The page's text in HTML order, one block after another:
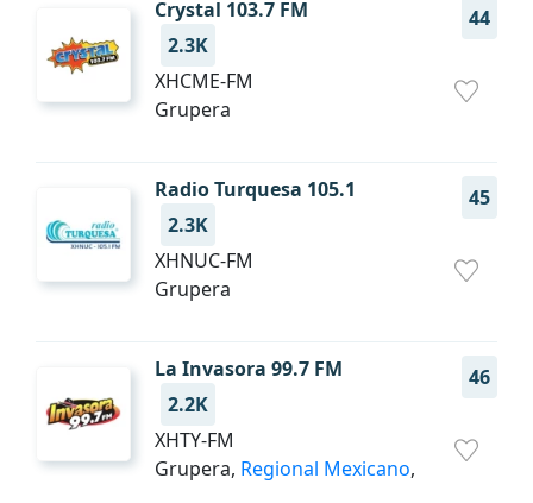
Crystal 103.7 FM
44
2.3K
XHCME-FM
Grupera
Radio Turquesa 105.1
45
2.3K
XHNUC-FM
Grupera
La Invasora 99.7 FM
46
2.2K
XHTY-FM
Grupera, Regional Mexicano,